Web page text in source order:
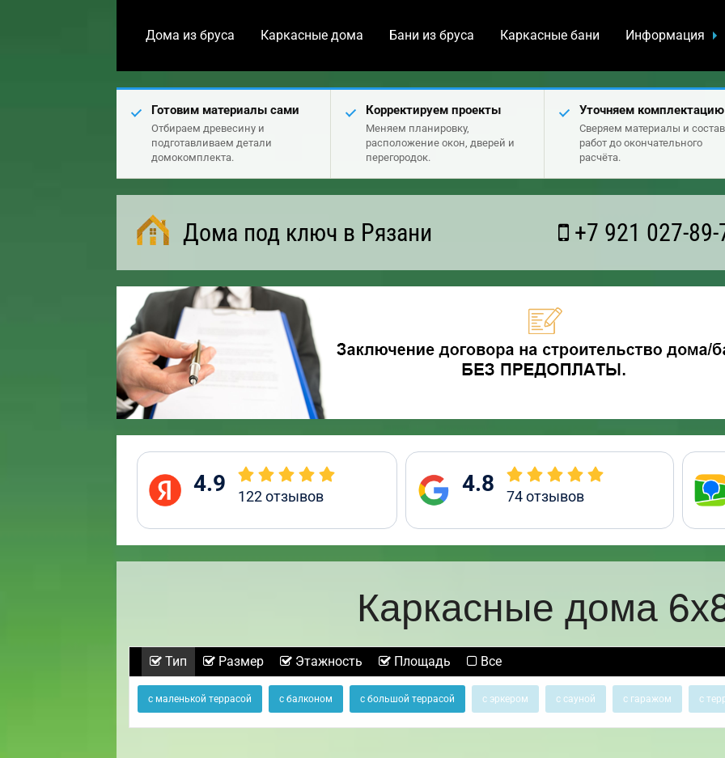
Дома из бруса Каркасные дома Бани из бруса Каркасные бани Информация
Готовим материалы сами
Отбираем древесину и
подготавливаем детали
домокомплекта.
Корректируем проекты
Меняем планировку,
расположение окон, дверей и
перегородок.
Уточняем комплектацию
Сверяем материалы и состав
работ до окончательного
расчёта.
Дома под ключ в Рязани +7 921 027-89-
4.9 122отзывов 4.8 74отзывов
Каркасные дома
Тип Размер Этажность Площадь Все
с маленькой террасой с балконом с большой террасой с эркером с сауной с гаражом с